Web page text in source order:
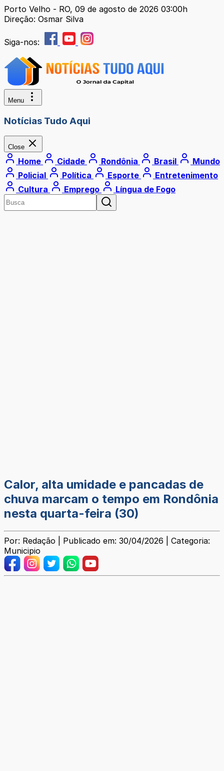
Porto Velho - RO, 09 de agosto de 2026 03:00h
Direção: Osmar Silva
Siga-nos:
Menu
Notícias Tudo Aqui
Close
Home Cidade Rondônia Brasil
Mundo
Policial
Política Esporte
Entretenimento
Cultura
Emprego Língua de Fogo
Calor, alta umidade e pancadas de
chuva marcam o tempo em Rondônia
nesta quarta-feira (30)
Por: Redação | Publicado em: 30/04/2026 | Categoria:
Municipio